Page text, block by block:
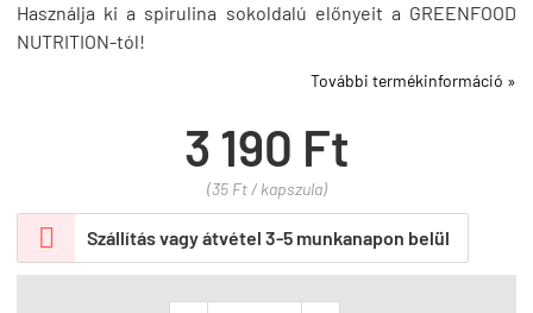
Használja ki a spirulina sokoldalú előnyeit a GREENFOOD
NUTRITION-tól!
További termékinformáció »
3 190 Ft
(35 Ft / kapszula)
 Szállítás vagy átvétel 3-5 munkanapon belül